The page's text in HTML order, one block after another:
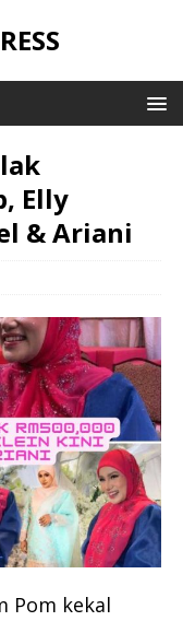
Elly
& Ariani
Pom kekal